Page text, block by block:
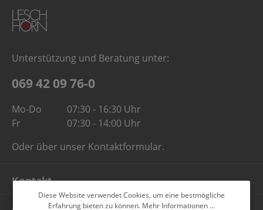
Unterstützung und Beratung unter:
069 42 09 76-0
Mo-Do
07:30 - 16:30 Uhr
Fr
07:30 - 14:00 Uhr
Oder über unser Kontaktformular.
Kontakt
Diese Website verwendet Cookies, um eine bestmögliche
Erfahrung bieten zu können. Mehr Informationen ...